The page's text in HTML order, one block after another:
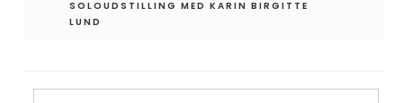
SOLOUDSTILLING MED KARIN BIRGITTE
LUND